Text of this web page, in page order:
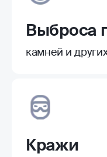
Выброса
камней и
Кражи